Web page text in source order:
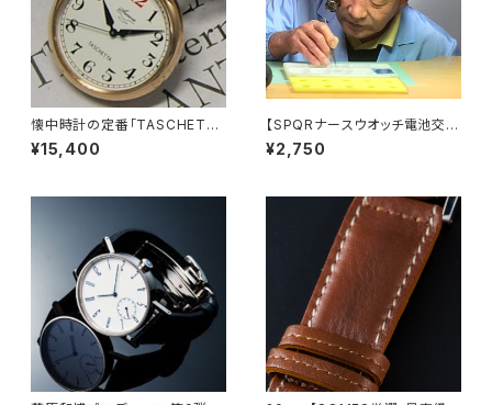
懐中時計の定番「TASCHETTA
（タスケッタ）」カラーバリエーシ
ョン
¥15,400
【SPQRナースウオッチ電池交
換】作業終了後にお手続きをお
願いします
¥2,750